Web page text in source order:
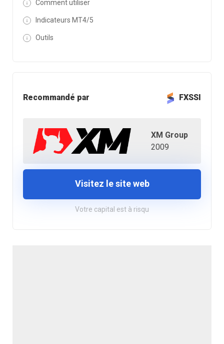
Comment utiliser
Indicateurs MT4/5
Outils
Recommandé par FXSSI
XM Group
2009
Visitez le site web
Votre capital est à risqu